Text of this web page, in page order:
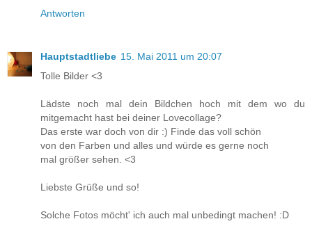
Antworten
Hauptstadtliebe 15. Mai 2011 um 20:07
Tolle Bilder <3
Lädste noch mal dein Bildchen hoch mit dem wo du
mitgemacht hast bei deiner Lovecollage?
Das erste war doch von dir :) Finde das voll schön
von den Farben und alles und würde es gerne noch
mal größer sehen. <3
Liebste Grüße und so!
Solche Fotos möcht' ich auch mal unbedingt machen! :D